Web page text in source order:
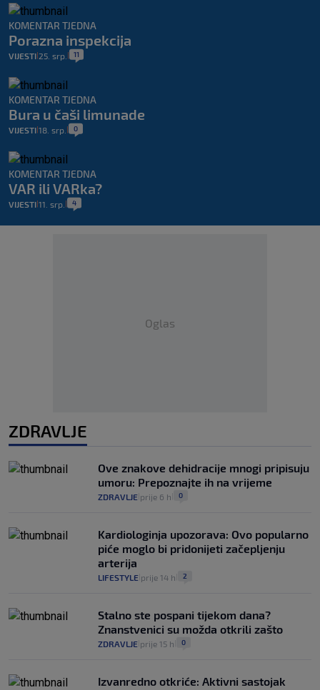
KOMENTAR TJEDNA
Porazna inspekcija
VIJESTI 25. srp. 11
KOMENTAR TJEDNA
Bura u čaši limunade
VIJESTI 18. srp. 0
KOMENTAR TJEDNA
VAR ili VARka?
VIJESTI 11. srp. 4
Oglas
ZDRAVLJE
Ove znakove dehidracije mnogi pripisuju
umoru: Prepoznajte ih na vrijeme
ZDRAVLJE prije 6 h 0
Kardiologinja upozorava: Ovo popularno
piće moglo bi pridonijeti začepljenju
arterija
LIFESTYLE prije 14 h 2
Stalno ste pospani tijekom dana?
Znanstvenici su možda otkrili zašto
ZDRAVLJE prije 15 h 0
Izvanredno otkriće: Aktivni sastojak